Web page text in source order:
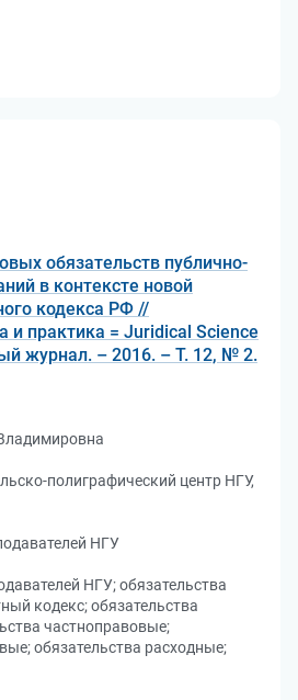
обязательств публично-
в контексте новой
кодекса РФ //
и практика = Juridical Science
журнал. – 2016. – Т. 12, № 2.
полиграфический центр НГУ,
НГУ
НГУ; обязательства
кодекс; обязательства
частноправовые;
обязательства расходные;